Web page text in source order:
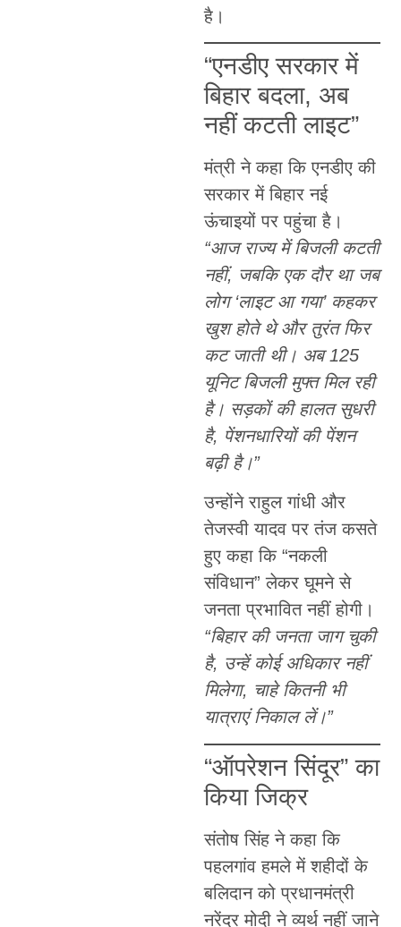
है।
“एनडीए सरकार में
बिहार बदला, अब
नहीं कटती लाइट”
मंत्री ने कहा कि एनडीए की
सरकार में बिहार नई
ऊंचाइयों पर पहुंचा है।
“आज राज्य में बिजली कटती
नहीं, जबकि एक दौर था जब
लोग ‘लाइट आ गया’ कहकर
खुश होते थे और तुरंत फिर
कट जाती थी। अब 125
यूनिट बिजली मुफ्त मिल रही
है। सड़कों की हालत सुधरी
है, पेंशनधारियों की पेंशन
बढ़ी है।”
उन्होंने राहुल गांधी और
तेजस्वी यादव पर तंज कसते
हुए कहा कि “नकली
संविधान” लेकर घूमने से
जनता प्रभावित नहीं होगी।
“बिहार की जनता जाग चुकी
है, उन्हें कोई अधिकार नहीं
मिलेगा, चाहे कितनी भी
यात्राएं निकाल लें।”
“ऑपरेशन सिंदूर” का
किया जिक्र
संतोष सिंह ने कहा कि
पहलगांव हमले में शहीदों के
बलिदान को प्रधानमंत्री
नरेंद्र मोदी ने व्यर्थ नहीं जाने